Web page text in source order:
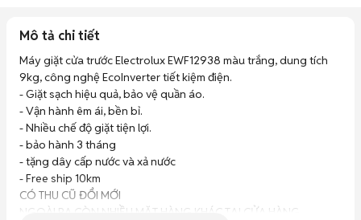
Mô tả chi tiết
Máy giặt cửa trước Electrolux EWF12938 màu trắng, dung tích
9kg, công nghệ EcoInverter tiết kiệm điện.
- Giặt sạch hiệu quả, bảo vệ quần áo.
- Vận hành êm ái, bền bỉ.
- Nhiều chế độ giặt tiện lợi.
- bảo hành 3 tháng
- tặng dây cấp nước và xả nước
- Free ship 10km
CÓ THU CŨ ĐỔI MỚI
NGOÀI RA CÒN NHIỀU MẶT HÀNG KHÁC TẠI CỬA HÀNG